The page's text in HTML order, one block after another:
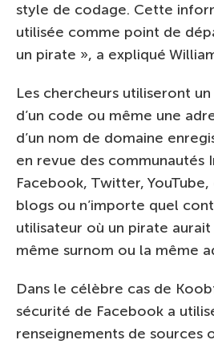
style de codage. Cette
utilisée comme point de
un pirate », a expliqué
Les chercheurs utiliseront
d’un code ou même une
d’un nom de domaine
en revue des communautés
Facebook, Twitter, YouTube,
blogs ou n’importe quel
utilisateur où un pirate
même surnom ou la même
Dans le célèbre cas de
sécurité de Facebook a
renseignements de sources